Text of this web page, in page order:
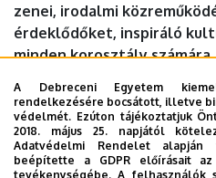
zenei, irodalmi
érdeklődőket, inspiráló
minden korosztály számára.
Időpont:2026. június 6.,
Helyszín:Élettudományi
Aula (Debrecen, Egyetem tér 1.)
A Debreceni Egyetem
rendelkezésére bocsátott, illetve
védelmét. Ezúton tájékoztatjuk
2018. május 25. napjától
Adatvédelmi Rendelet
beépítette a GDPR előírásait
tevékenységébe. A felhasználók